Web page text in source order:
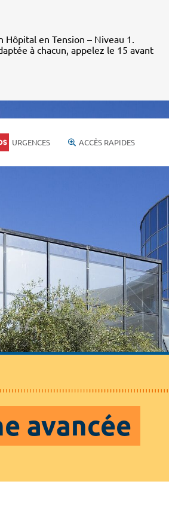
Hôpital en Tension – Niveau 1.
à chacun, appelez le 15 avant
URGENCES ACCÈS RAPIDES
avancée